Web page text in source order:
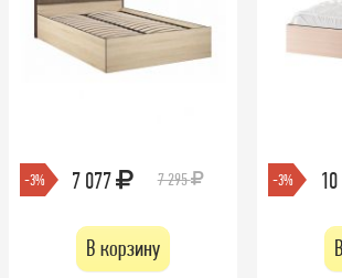
-3% 7 077 7 295
В корзину
-3%